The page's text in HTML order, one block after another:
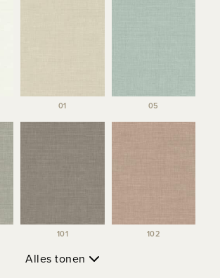
01 05
101 102
Alles tonen